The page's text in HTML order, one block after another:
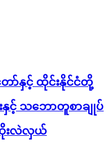
ော်နှင့် ထိုင်းနိုင်ငံတို့
းနှင့် သဘောတူစာချုပ်
ထိုးလဲလှယ်